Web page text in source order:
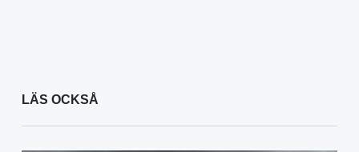
LÄS OCKSÅ